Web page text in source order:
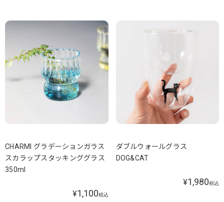
CHARMI グラデーションガラス
スカラップスタッキンググラス
350ml
¥1,100税込
ダブルウォールグラス
DOG&CAT
¥1,980税込